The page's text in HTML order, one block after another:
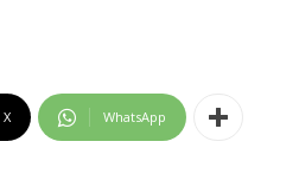
X WhatsApp